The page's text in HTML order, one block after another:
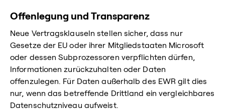
Offenlegung und Transparenz
Neue Vertragsklauseln stellen sicher, dass nur
Gesetze der EU oder ihrer Mitgliedstaaten Microsoft
oder dessen Subprozessoren verpflichten dürfen,
Informationen zurückzuhalten oder Daten
offenzulegen. Für Daten außerhalb des EWR gilt dies
nur, wenn das betreffende Drittland ein vergleichbares
Datenschutzniveau aufweist.